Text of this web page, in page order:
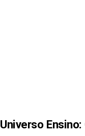
Universo